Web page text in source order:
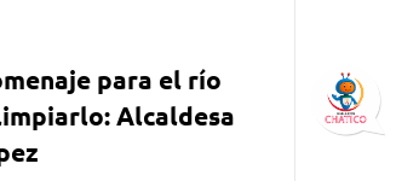
para el río
Alcaldesa